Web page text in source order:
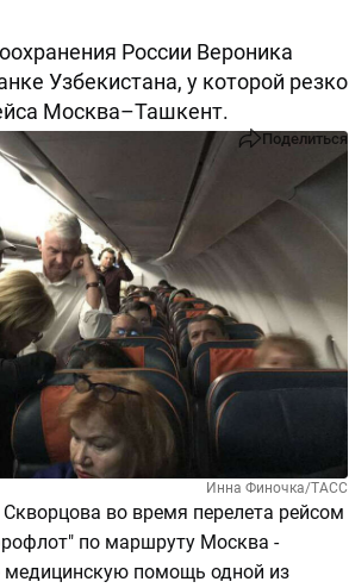
России Вероника
Узбекистана, у которой резко
Москва–Ташкент.
Поделиться
Инна Финочка/ТАСС
во время перелета рейсом
по маршруту Москва -
помощь одной из